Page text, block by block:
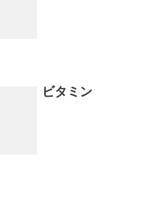
ビタミン